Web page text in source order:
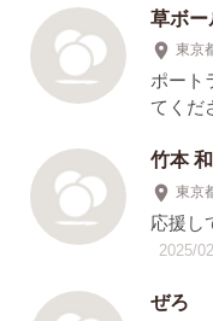
草ボ
東京
ポート
てくだ
竹本
東京
応援し
2025/
ぜろ